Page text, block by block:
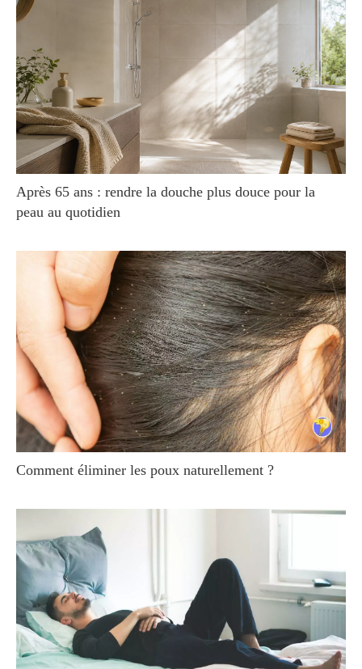
Après 65 ans : rendre la douche plus douce pour la
peau au quotidien
Comment éliminer les poux naturellement ?